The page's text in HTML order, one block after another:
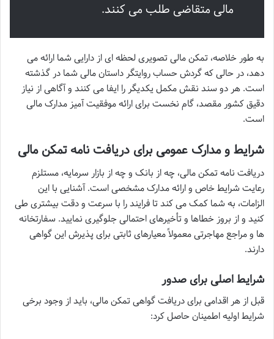
مالی متقاضی طلب می کنند.
به طور خلاصه، تمکن مالی تصویری لحظه ای از دارایی شما ارائه می
دهد، در حالی که گردش حساب روایتگر داستان مالی شما در گذشته
است. هر دو سند نقش مکمل یکدیگر را ایفا می کنند و آگاهی از نیاز
دقیق کشور مقصد، گام نخست برای ارائه موفقیت آمیز مدارک مالی
است.
شرایط و مدارک عمومی برای دریافت نامه تمکن مالی
دریافت نامه تمکن مالی، چه از بانک و چه از بازار سرمایه، مستلزم
رعایت شرایط خاص و ارائه مدارک مشخصی است. آشنایی با این
الزامات، به شما کمک می کند تا فرایند را با سرعت و دقت بیشتری طی
کنید و از بروز خطاها و تأخیرهای احتمالی جلوگیری نمایید. سفارتخانه
ها و مراجع مهاجرتی معمولاً معیارهای ثابتی برای پذیرش این گواهی
دارند.
شرایط اصلی برای صدور
قبل از هر اقدامی برای دریافت گواهی تمکن مالی، باید از وجود برخی
شرایط اولیه اطمینان حاصل کرد: